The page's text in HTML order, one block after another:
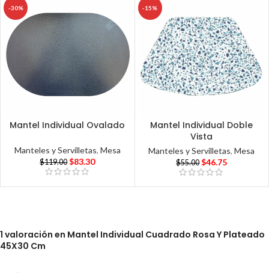
-30%
Mantel Individual Ovalado
Manteles y Servilletas, Mesa
$119.00 $83.30
-15%
Mantel Individual Doble
Vista
Manteles y Servilletas,Mesa
$55.00 $46.75
1 valoración en Mantel Individual Cuadrado Rosa Y Plateado
45X30 Cm